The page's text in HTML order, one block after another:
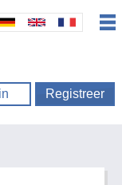
Registreer